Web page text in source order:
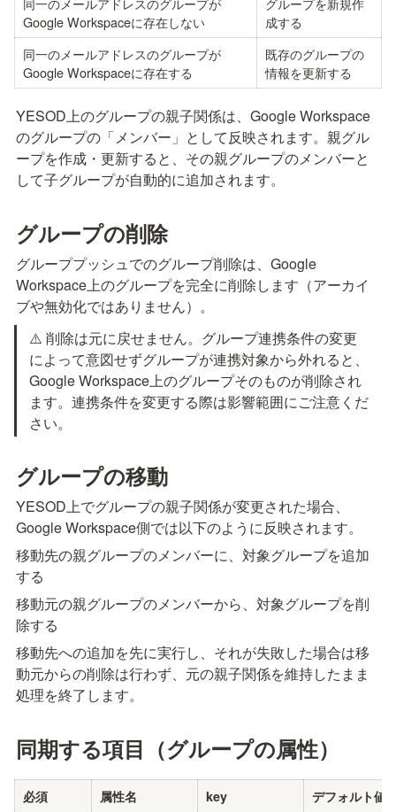
Google Workspaceに存在しない
成する
同一のメールアドレスのグループが
Google Workspaceに存在する
既存のグループの
情報を更新する
YESOD上のグループの親子関係は、Google Workspace
のグループの「メンバー」として反映されます。親グル
ープを作成・更新すると、その親グループのメンバーと
して子グループが自動的に追加されます。
グループの削除
グループプッシュでのグループ削除は、Google
Workspace上のグループを完全に削除します（アーカイ
ブや無効化ではありません）。
⚠️ 削除は元に戻せません。グループ連携条件の変更
によって意図せずグループが連携対象から外れると、
Google Workspace上のグループそのものが削除され
ます。連携条件を変更する際は影響範囲にご注意くだ
さい。
グループの移動
YESOD上でグループの親子関係が変更された場合、
Google Workspace側では以下のように反映されます。
移動先の親グループのメンバーに、対象グループを追加
する
移動元の親グループのメンバーから、対象グループを削
除する
移動先への追加を先に実行し、それが失敗した場合は移
動元からの削除は行わず、元の親子関係を維持したまま
処理を終了します。
同期する項目（グループの属性）
必須 属性名 key デフォルト値